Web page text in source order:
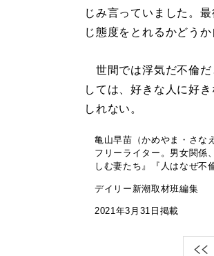
じみ言っていました。
じ態度をとれるかどうか
世間では浮気だ不倫だ
しては、好きな人に好
しれない。
亀山早苗（かめやま・さなえ
フリーライター。男女関係
しむ妻たち』『人はなぜ不
デイリー新潮取材班編集
2021年3月31日掲載